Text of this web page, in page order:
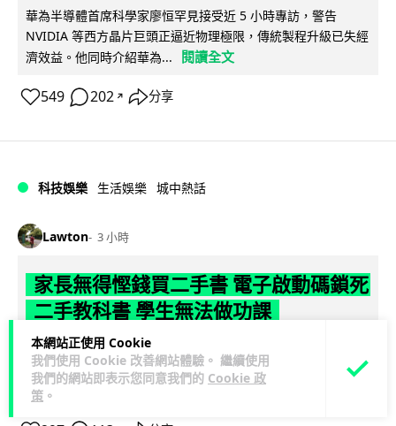
本網站正使用 Cookie
我們使用 Cookie 改善網站體驗。 繼續使用
我們的網站即表示您同意我們的 Cookie 政
策 。
華為半導體首席科學家廖恒罕見接受近 5 小時專訪，警告
NVIDIA 等西方晶片巨頭正逼近物理極限，傳統製程升級已失經
濟效益。他同時介紹華為...
閱讀全文
549 202 ↗ 分享
科技娛樂 生活娛樂 城中熱話
Lawton 3 小時
家長無得慳錢買二手書 電子啟動碼鎖死
二手教科書 學生無法做功課
社福界立法會議員陳文宜指，一間中學書單價錢按年加 14.7%
遠超通漲，令家長難以負擔。而且電子教材啟動碼這項設計，
令學生無法完成功課，二手...
閱讀全文